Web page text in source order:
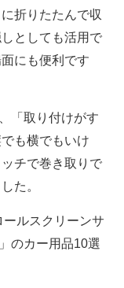
折りたたんで収
としても活用で
にも便利です
「取り付けがす
も横でもいけ
チで巻き取りで
た。
ルスクリーンサ
のカー用品10選